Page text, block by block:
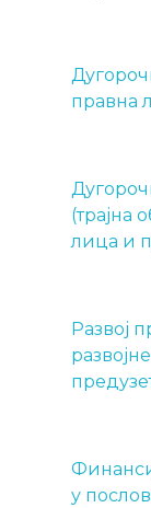
правна
(трајна
лица и
Развој
у